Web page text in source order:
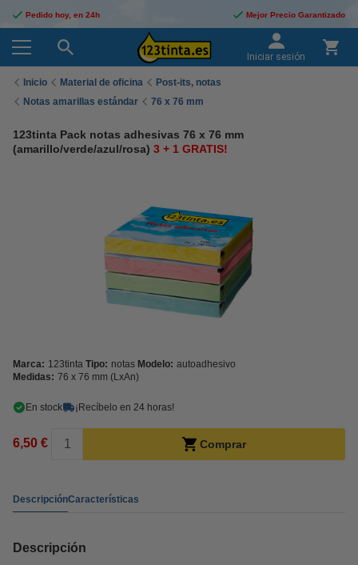
Pedido hoy, en 24h Mejor Precio Garantizado
Iniciar sesión
Inicio Material de oficina
Post-its, notas
Notas amarillas estándar
76 x 76 mm
123tinta Pack notas adhesivas 76 x 76 mm
(amarillo/verde/azul/rosa) 3 + 1 GRATIS!
Marca: 123tinta Tipo: notas Modelo: autoadhesivo
Medidas: 76 x 76 mm (LxAn)
En stock ¡Recíbelo en 24 horas!
6,50 € Comprar
DescripciónCaracterísticas
Descripción